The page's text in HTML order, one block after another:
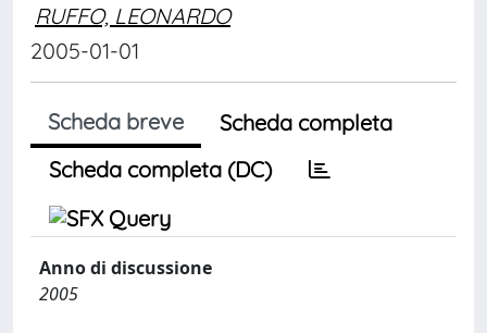
RUFFO, LEONARDO
2005-01-01
Scheda breve
Scheda completa
Scheda completa (DC)
Anno di discussione
2005